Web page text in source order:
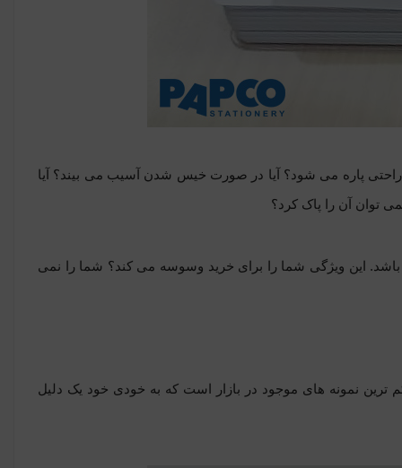
پاره می شود؟ آیا در صورت خیس شدن آسیب می بیند؟ آیا
توان آن را پاک کرد؟
این ویژگی شما را برای خرید وسوسه می کند؟ شما را نمی
نمونه های موجود در بازار است که به خودی خود یک دلیل